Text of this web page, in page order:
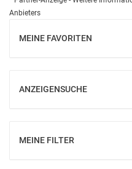
Anbieters
MEINE FAVORITEN
EINBLENDEN
ANZEIGENSUCHE
EINBLENDEN
MEINE FILTER
EINBLENDEN